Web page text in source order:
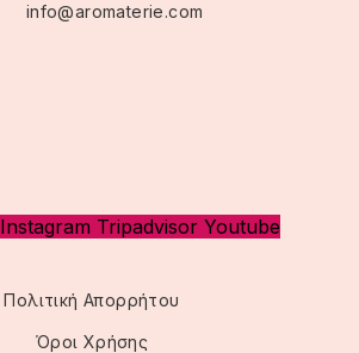
info@aromaterie.com
Instagram Tripadvisor Youtube
Πολιτική Απορρήτου
Όροι Χρήσης